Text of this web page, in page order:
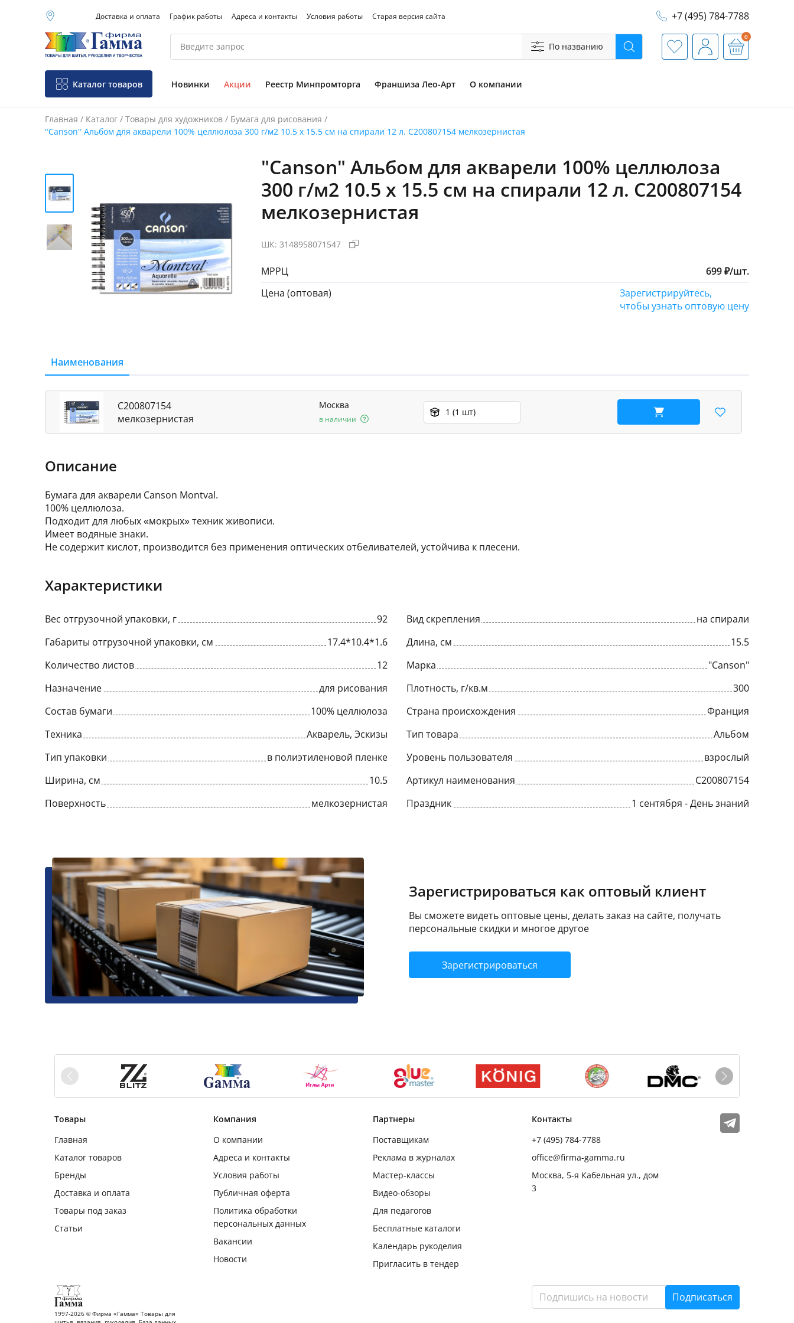
Москва (основной
склад)
Санкт-Петербург
Нижний Новгород
Доставка и оплата График работы Адреса и контакты Условия работы Старая версия сайта +7 (495) 784-7788
По названию Поиск ИзбранноеПрофильКорзина
0
Каталог товаров Новинки Акции Реестр Минпромторга Франшиза Лео-Арт О компании
Главная / Каталог / Товары для художников / Бумага для рисования /
"Canson" Альбом для акварели 100% целлюлоза 300 г/м2 10.5 х 15.5 см на спирали 12 л. C200807154 мелкозернистая
Фото товара
"Canson" Альбом для акварели 100% целлюлоза
300 г/м2 10.5 х 15.5 см на спирали 12 л. C200807154
мелкозернистая
ШК: 3148958071547
МРРЦ 699₽/шт.
Цена (оптовая)
Зарегистрируйтесь,
чтобы узнать оптовую цену
Наименования
C200807154
мелкозернистая
Москва
в наличии
1 (1 шт) В корзину
Описание
Бумага для акварели Canson Montval.
100% целлюлоза.
Подходит для любых «мокрых» техник живописи.
Имеет водяные знаки.
Не содержит кислот, производится без применения оптических отбеливателей, устойчива к плесени.
Характеристики
Вес отгрузочной упаковки, г 92 Вид скрепления
на спирали
Габариты отгрузочной упаковки, см
17.4*10.4*1.6 Длина, см
15.5
Количество листов
12 Марка
"Canson"
Назначение
для рисования Плотность, г/кв.м
300
Состав бумаги
100% целлюлоза Страна происхождения
Франция
Техника
Акварель, Эскизы Тип товара
Альбом
Тип упаковки
в полиэтиленовой пленке Уровень пользователя
взрослый
Ширина, см
10.5 Артикул наименования
C200807154
Поверхность
мелкозернистая Праздник 1 сентября - День знаний
Зарегистрироваться как оптовый клиент
Вы сможете видеть оптовые цены, делать заказ на сайте, получать
персональные скидки и многое другое
Зарегистрироваться
Товары
Главная
Каталог товаров
Бренды
Доставка и оплата
Товары под заказ
Статьи
Компания
О компании
Адреса и контакты
Условия работы
Публичная оферта
Политика обработки
персональных данных
Вакансии
Новости
Партнеры
Поставщикам
Реклама в журналах
Мастер-классы
Видео-обзоры
Для педагогов
Бесплатные каталоги
Календарь рукоделия
Пригласить в тендер
Контакты
+7 (495) 784-7788
office@firma-gamma.ru
Москва, 5-я Кабельная ул., дом
3
Мы в соцсетях
Телеграм
1997-2026 © Фирма «Гамма» Товары для
Подписаться